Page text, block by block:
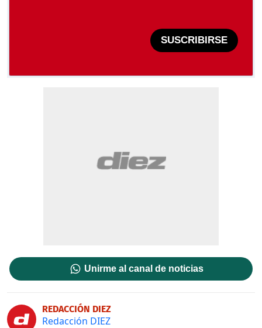
SUSCRIBIRSE
Unirme al canal de noticias
REDACCIÓN DIEZ
Redacción DIEZ